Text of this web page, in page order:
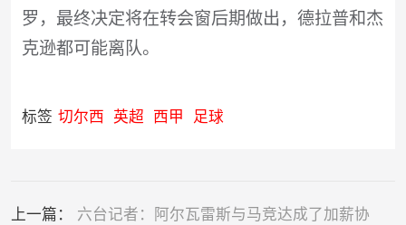
罗，最终决定将在转会窗后期做出，德拉普和杰
克逊都可能离队。
标签 切尔西 英超 西甲 足球
上一篇： 六台记者：阿尔瓦雷斯与马竞达成了加薪协